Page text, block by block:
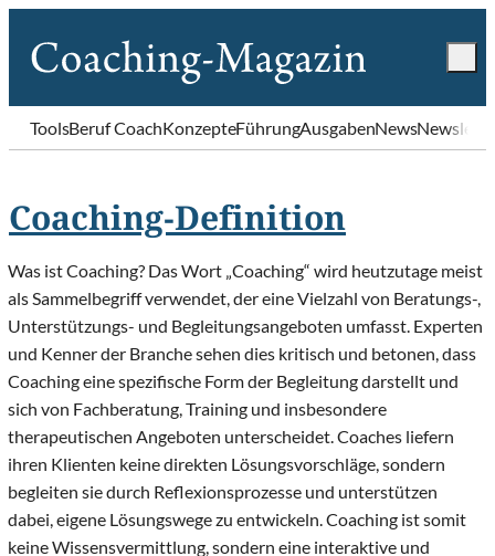
ToolsBeruf CoachKonzepteFührungAusgabenNews
Coaching-Definition
Was ist Coaching? Das Wort „Coaching“ wird heutzutage meist
als Sammelbegriff verwendet, der eine Vielzahl von Beratungs-,
Unterstützungs- und Begleitungsangeboten umfasst. Experten
und Kenner der Branche sehen dies kritisch und betonen, dass
Coaching eine spezifische Form der Begleitung darstellt und
sich von Fachberatung, Training und insbesondere
therapeutischen Angeboten unterscheidet. Coaches liefern
ihren Klienten keine direkten Lösungsvorschläge, sondern
begleiten sie durch Reflexionsprozesse und unterstützen
dabei, eigene Lösungswege zu entwickeln. Coaching ist somit
keine Wissensvermittlung, sondern eine interaktive und